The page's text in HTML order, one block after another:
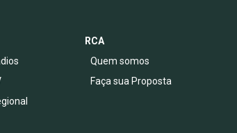
RCA
Quem somos
Faça sua Proposta